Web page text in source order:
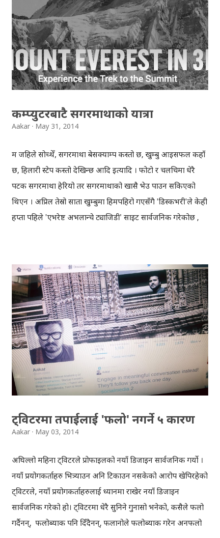
स्रटयुआरएलमा राखिदिएको थियो । प्राय: पढ्नेहरुले एड्रेसबारको
युआरएल हेरेनन्, सबै साइट यथावत सक्कली थियो, त्यही युआरएल र
ब्लग बाहेक । Alarming!!! Hello Journos! Reuters news is
FAKE! Do a little research. " @Ujyaalo : फेसबुकले नेपालमा
सेल्स अफिस खोल्ने http://t.co/6YtPjmAnU3 " — Aakar
(@aakarpost) June 6, 2014 सायद त्यही टकक्रन्चको ब्लगलाई
कम्प्युटरबाटै सगरमाथाको यात्रा
Aakar May 31, 2014
म जहिले सोच्थेँ, सगरमाथा बेसक्याम्प कस्तो छ, खुम्बु आइसफल कहाँ
छ, हिलारी स्टेप कस्तो देखिन्छ आदि इत्यादि । फोटो र चलचित्रमा धेरै
पटक सगरमाथा हेरियो तर सगरमाथाको खासै भेउ पाउन सकिएको
थिएन । अप्रिल तेस्रो साता खुम्बुमा हिमपहिरो गएसँगै 'डिस्कभरी'ले केही
हप्ता पहिले 'एभरेष्ट अभलान्चे ट्याजिडी' साइट सार्वजनिक गरेकोछ ,
हिलारी स्टेप हुँदै सगरमाथाको टुप्पामा पुगेर टुंगिन्छ । सगरमाथाको
टुप्पाबाट हिमालहरुको दृश्यावलोकन पनि मज्जाले गर्न सकिन्छ, सायद
यसै कारण पनि होला, सबैजना सगरमाथा चढ्न मरिहत्ते गरेका ।
साइटमा, खुम्बुमा गएको हिमपहिरोको पनि वर्णन गरिएकोछ,
ब्याकग्राउन्डमा मान्छेहरु बोलेको, अनि हिमालको चिसो स्याँठको
आवाजको अनुभव गर्नसकिन्छ, ट्रेकभरि नै । साइटको वाँया भागमा
उचाइको जानकारी देखिन्छ, बाटोलाई रातो धर्सोले देखाइएको छ ।
बेसक्याम्प देखि टुप्पासम्मको यात्रा कठिन रहेछ भन्नेकुरा डिस्कभरीको
थ्रिडी ट्रेक गरेपछि अनुभव भयो । खुम्बुमा गएको हिमपहिरो ...
ट्विटरमा तपाईलाई 'फलो' नगर्ने ५ कारण
Aakar May 03, 2014
अघिल्लो महिना ट्विटरले प्रोफाइलको नयाँ डिजाइन सार्वजनिक गर्यो ।
नयाँ प्रयोगकर्ताहरु भित्र्याउन अनि टिकाउन नसकेको आरोप खेपिरहेको
ट्विटरले, नयाँ प्रयोगकर्ताहरुलाई ध्यानमा राखेर नयाँ डिजाइन
सार्वजनिक गरेको हो। ट्विटरमा धेरै सुनिने गुनासो भनेको, कसैले फलो
गर्दैनन्, फलोब्याक पनि दिँदैनन्, फलानोले फलोब्याक गरेन अनफलो